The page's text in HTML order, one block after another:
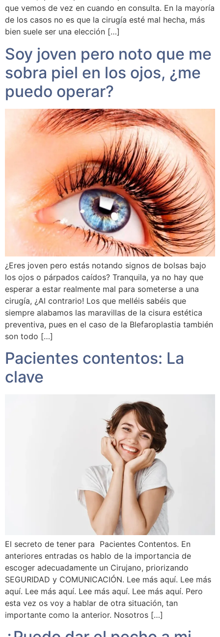
que vemos de vez en cuando en consulta. En la mayoría
de los casos no es que la cirugía esté mal hecha, más
bien suele ser una elección […]
Soy joven pero noto que me
sobra piel en los ojos, ¿me
puedo operar?
¿Eres joven pero estás notando signos de bolsas bajo
los ojos o párpados caídos? Tranquila, ya no hay que
esperar a estar realmente mal para someterse a una
cirugía, ¿Al contrario! Los que melléis sabéis que
siempre alabamos las maravillas de la cisura estética
preventiva, pues en el caso de la Blefaroplastia también
son todo […]
Pacientes contentos: La
clave
El secreto de tener para Pacientes Contentos. En
anteriores entradas os hablo de la importancia de
escoger adecuadamente un Cirujano, priorizando
SEGURIDAD y COMUNICACIÓN. Lee más aquí. Lee más
aquí. Lee más aquí. Lee más aquí. Lee más aquí. Pero
esta vez os voy a hablar de otra situación, tan
importante como la anterior. Nosotros […]